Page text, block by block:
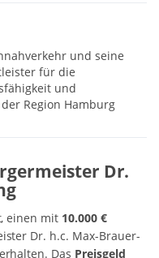
und seine
für die
und
Region Hamburg
Dr.
einen mit 10.000 €
Dr. h.c. Max-Brauer-
Das Preisgeld